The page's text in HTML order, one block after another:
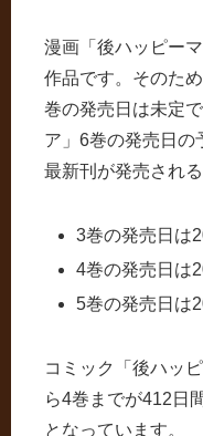
漫画「後ハッピー
作品です。そのた
巻の発売日は未定
ア」6巻の発売日の
最新刊が発売され
3巻の発売日は
4巻の発売日は
5巻の発売日は
コミック「後ハッ
ら4巻までが412日
となっています。